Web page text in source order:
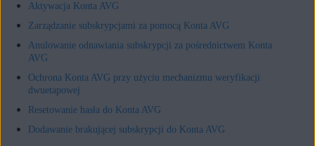
Aktywacja Konta AVG
Zarządzanie subskrypcjami za pomocą Konta AVG
Anulowanie odnawiania subskrypcji za pośrednictwem Konta
AVG
Ochrona Konta AVG przy użyciu mechanizmu weryfikacji
dwuetapowej
Resetowanie hasła do Konta AVG
Dodawanie brakującej subskrypcji do Konta AVG